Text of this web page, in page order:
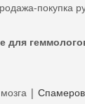
покупка
для
|